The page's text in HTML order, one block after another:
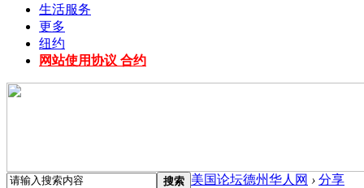
生活服务
更多
纽约
网站使用协议 合约
搜索 美国论坛德州华人网 › 分享